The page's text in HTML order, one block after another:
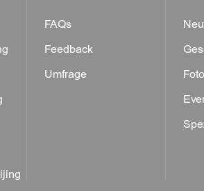
FAQs
Feedback
Umfrage